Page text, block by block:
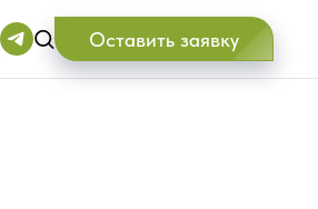
Оставить заявку